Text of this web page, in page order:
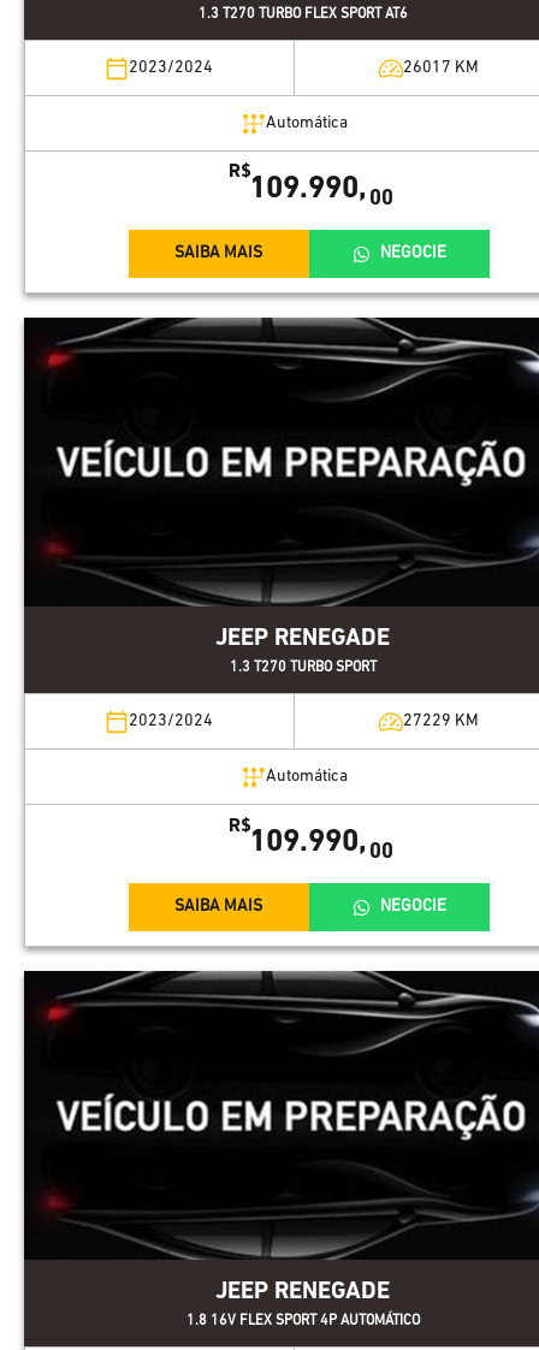
1.3 T270 TURBO FLEX SPORT AT6
2023/2024 26017 KM
Automática
R$
109.990, 00
SAIBA MAIS NEGOCIE
JEEP RENEGADE
1.3 T270 TURBO SPORT
2023/2024 27229 KM
Automática
R$
109.990, 00
SAIBA MAIS NEGOCIE
JEEP RENEGADE
1.8 16V FLEX SPORT 4P AUTOMÁTICO